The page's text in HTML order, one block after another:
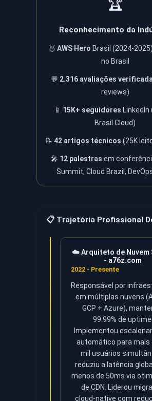
Reconhecimento da
🥇 AWS Hero Brasil (2024-
no Brasil
💬 2.316 avaliações
reviews)
📱 15K+ seguidores LinkedIn
Brasil Cloud)
📝 42 artigos técnicos (25K
🎤 12 palestras em
Summit, Cloud Brazil,
📋 Trajetória Profissional
☁️ Arquiteto de Nuvem
- a76z.com
2022 - Presente
Responsável por
em múltiplas nuvens
GCP + Azure),
99.99% de uptime.
Implementou
automático para mais
mil usuários
reduziu a latência
menos de 50ms via
de CDN. Liderou
cloud-native com